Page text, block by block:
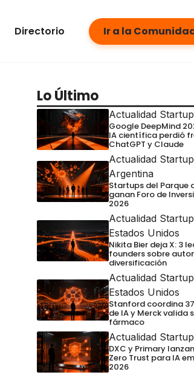
Directorio Ir a la
Lo Último
Actualidad Startup
Google DeepMind
IA científica perdió
ChatGPT y Claude
Actualidad Startup
Argentina
Startups del Parque
ganan Foro de
2026
Actualidad Startup
Estados Unidos
Nikita Bier deja X: 3
founders sobre
diversificación
Actualidad Startup
Estados Unidos
Stanford coordina
de IA y Merck valida
fármaco
Actualidad Startup
DXC y Primary
Zero Trust para IA
2026